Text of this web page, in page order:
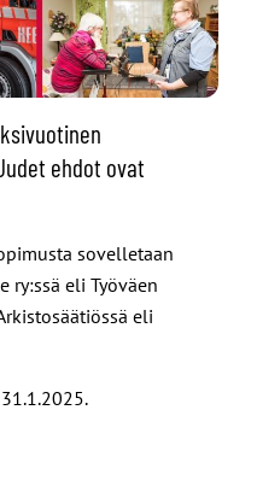
ehdot ovat
sovelletaan
ry:ssä eli Työväen
eli